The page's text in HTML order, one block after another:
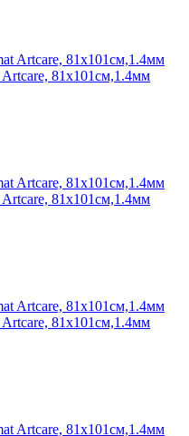
81х101см,1.4мм
81х101см,1.4мм
81х101см,1.4мм